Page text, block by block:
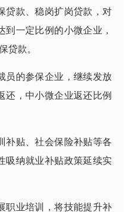
款、稳岗扩岗贷款，对
到一定比例的小微企业，
贷款。
的参保企业，继续发放
还，中小微企业返还比例
贴、社会保险补贴等各
吸纳就业补贴政策延续实
业培训，将技能提升补